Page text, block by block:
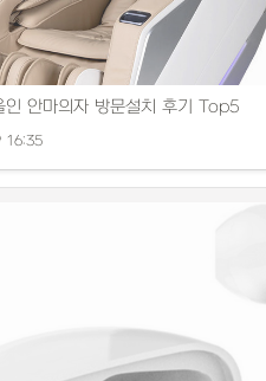
인 안마의자 방문설치 후기 Top5